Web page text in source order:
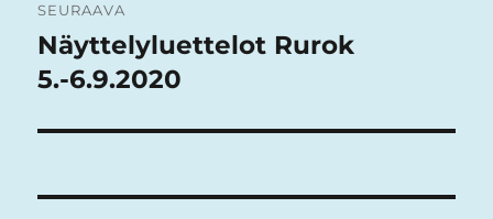
SEURAAVA
Seuraava
artikkeli:
Näyttelyluettelot Rurok
5.-6.9.2020